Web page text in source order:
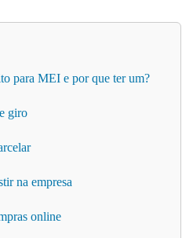
para MEI e por que ter um?
giro
na empresa
online